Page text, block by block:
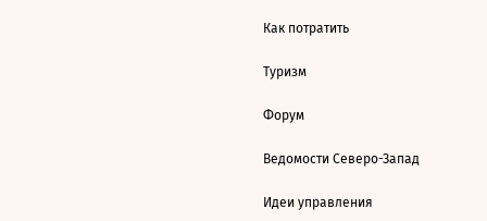
Как потратить
Туризм
Форум
Ведомости Северо-Запад
Идеи управления